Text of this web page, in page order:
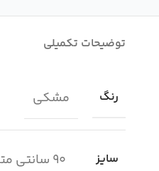
توضیحات تکمیلی
رنگ مشکی
سایز 90 سانتی متر